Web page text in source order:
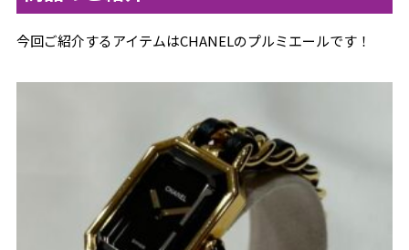
今回ご紹介するアイテムはCHANELのプルミエールです！